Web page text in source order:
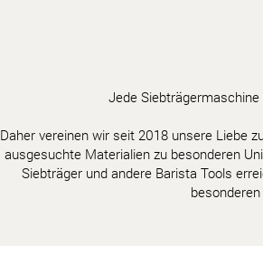
Auf
Jede
Daher vereinen wir seit 2018 unsere Liebe
ausgesuchte Materialien zu besonderen
Siebträger und andere Barista Tools